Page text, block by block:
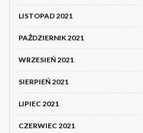
LISTOPAD 2021
PAŹDZIERNIK 2021
WRZESIEŃ 2021
SIERPIEŃ 2021
LIPIEC 2021
CZERWIEC 2021